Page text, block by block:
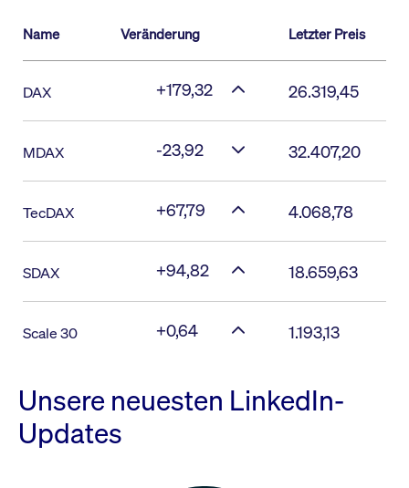
Name Veränderung Letzter Preis
DAX +179,32 26.319,45
MDAX -23,92 32.407,20
TecDAX +67,79 4.068,78
SDAX +94,82 18.659,63
Scale 30 +0,64 1.193,13
Unsere neuesten LinkedIn-
Updates